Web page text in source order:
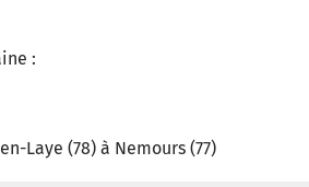
:
Laye (78) à Nemours (77)